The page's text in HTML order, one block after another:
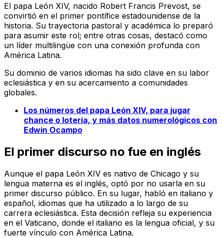
El papa León XIV, nacido Robert Francis Prevost, se
convirtió en el primer pontífice estadounidense de la
historia. Su trayectoria pastoral y académica lo preparó
para asumir este rol; entre otras cosas, destacó como
un líder multilingüe con una conexión profunda con
América Latina.
Su dominio de varios idiomas ha sido clave en su labor
eclesiástica y en su acercamiento a comunidades
globales.
Los números del papa León XIV, para jugar
chance o lotería, y más datos numerológicos con
Edwin Ocampo
El primer discurso no fue en inglés
Aunque el papa León XIV es nativo de Chicago y su
lengua materna es el inglés, optó por no usarla en su
primer discurso público. En su lugar, habló en italiano y
español, idiomas que ha utilizado a lo largo de su
carrera eclesiástica. Esta decisión refleja su experiencia
en el Vaticano, donde el italiano es la lengua oficial, y su
fuerte vínculo con América Latina.